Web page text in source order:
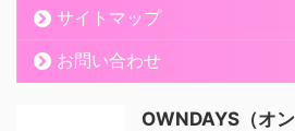
サイトマップ
お問い合わせ
OWNDAYS（オ